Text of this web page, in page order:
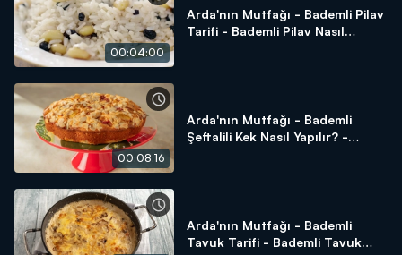
00:04:00
Arda'nın Mutfağı - Bademli Pilav
Tarifi - Bademli Pilav Nasıl
00:08:16
Arda'nın Mutfağı - Bademli
Şeftalili Kek Nasıl Yapılır? -
Arda'nın Mutfağı - Bademli
Tavuk Tarifi - Bademli Tavuk